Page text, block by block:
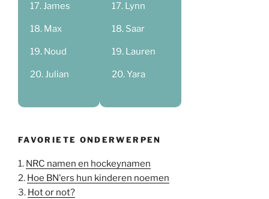
James
Max
Noud
Julian
Lynn
Saar
Lauren
Yara
FAVORIETE ONDERWERPEN
1. NRC namen en hockeynamen
2. Hoe BN'ers hun kinderen noemen
3. Hot or not?